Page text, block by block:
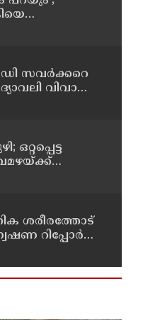
സവർക്കറെ
വിവാദം:
ഒറ്റപ്പെട്ട
ശരീരത്തോട്
റിപ്പോര്‍ട്ട്